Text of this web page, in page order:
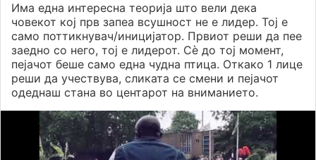
Има една интересна теорија што вели дека
човекот кој прв запеа всушност не е лидер. Тој е
само поттикнувач/иницијатор. Првиот реши да пее
заедно со него, тој е лидерот. Сѐ до тој момент,
пејачот беше само една чудна птица. Откако 1 лице
реши да учествува, сликата се смени и пејачот
одеднаш стана во центарот на вниманието.